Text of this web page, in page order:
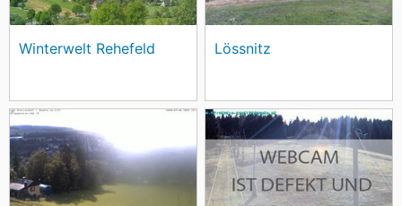
Winterwelt Rehefeld Lössnitz